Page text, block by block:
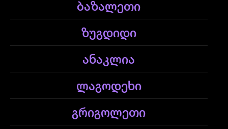
ბაზალეთი
ზუგდიდი
ანაკლია
ლაგოდეხი
გრიგოლეთი